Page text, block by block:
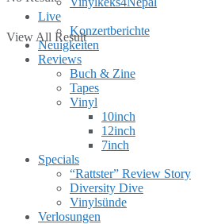
View All Result
Live
Konzertberichte
Neuigkeiten
Reviews
Buch & Zine
Tapes
Vinyl
10inch
12inch
7inch
Specials
“Rattster” Review Story
Diversity Dive
Vinylsünde
Verlosungen